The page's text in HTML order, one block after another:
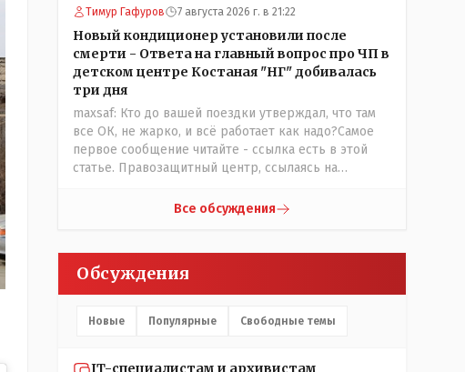
переименованные)
Тимур Гафуров 7 августа 2026 г. в 21:22
Новый кондиционер установили после
смерти - Ответа на главный вопрос про ЧП в
детском центре Костаная "НГ" добивалась
три дня
maxsaf: Кто до вашей поездки утверждал, что там
все ОК, не жарко, и всё работает как надо?Самое
первое сообщение читайте - ссылка есть в этой
статье. Правозащитный центр, ссылаясь на
чате, которые прислали ему в виде
времени их установили только в помещениях,
предназначенных для административно-
управленческого персонала. И Также в каждой
группе установлены кондиционеры, питьевой и
контроль, учитывая погодные условия в это лето.
Все обсуждения
Обсуждения
Новые Популярные Свободные темы
IT-специалистам и архивистам